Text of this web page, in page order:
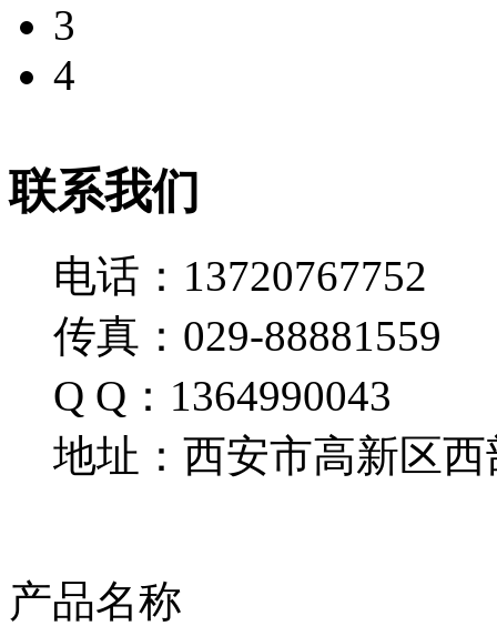
3
4
联系我们
电话：13720767752
传真：029-88881559
Q Q：1364990043
地址：西安市高新区西
产品名称